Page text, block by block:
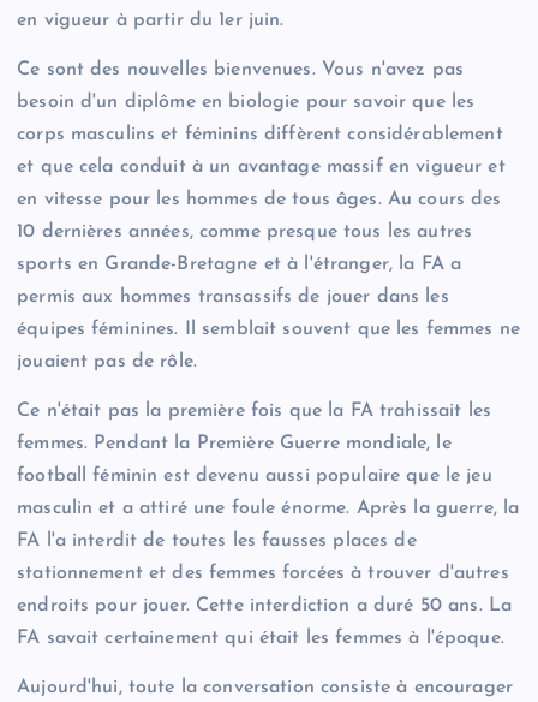
en vigueur à partir du 1er juin.
Ce sont des nouvelles bienvenues. Vous n'avez pas
besoin d'un diplôme en biologie pour savoir que les
corps masculins et féminins diffèrent considérablement
et que cela conduit à un avantage massif en vigueur et
en vitesse pour les hommes de tous âges. Au cours des
10 dernières années, comme presque tous les autres
sports en Grande-Bretagne et à l'étranger, la FA a
permis aux hommes transassifs de jouer dans les
équipes féminines. Il semblait souvent que les femmes ne
jouaient pas de rôle.
Ce n'était pas la première fois que la FA trahissait les
femmes. Pendant la Première Guerre mondiale, le
football féminin est devenu aussi populaire que le jeu
masculin et a attiré une foule énorme. Après la guerre, la
FA l'a interdit de toutes les fausses places de
stationnement et des femmes forcées à trouver d'autres
endroits pour jouer. Cette interdiction a duré 50 ans. La
FA savait certainement qui était les femmes à l'époque.
Aujourd'hui, toute la conversation consiste à encourager